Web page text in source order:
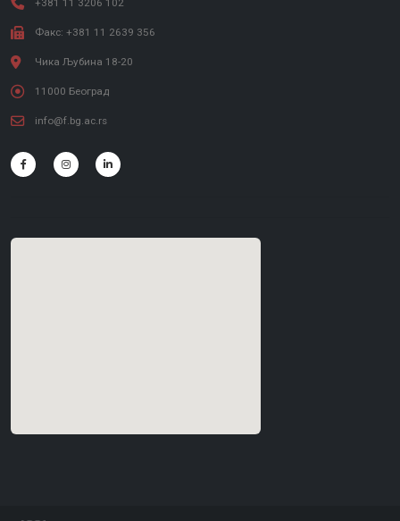
+381 11 3206 102
Факс: +381 11 2639 356
Чика Љубина 18-20
11000 Београд
info@f.bg.ac.rs